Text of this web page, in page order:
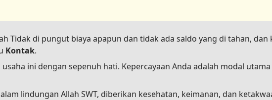
Tidak di pungut biaya apapun dan tidak ada saldo yang di tahan,
Kontak.
ini dengan sepenuh hati. Kepercayaan Anda adalah modal
lindungan Allah SWT, diberikan kesehatan, keimanan, dan